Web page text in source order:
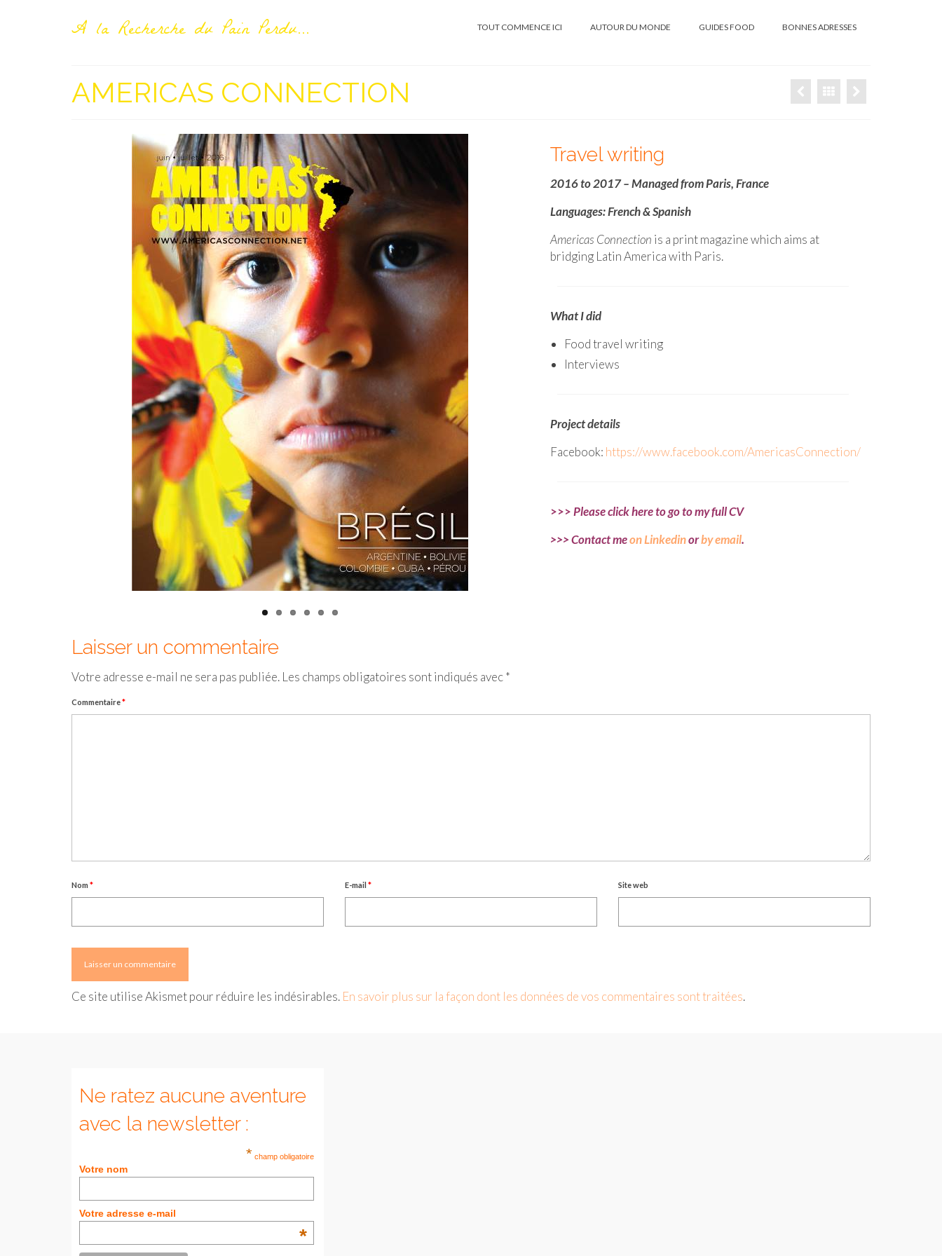
A la Recherche du Pain Perdu... TOUT COMMENCE ICI AUTOUR DU MONDE GUIDES FOOD BONNES ADRESSES
AMERICAS CONNECTION
Travel writing
2016 to 2017 – Managed from Paris, France
Languages: French & Spanish
Americas Connection is a print magazine which aims at
bridging Latin America with Paris.
What I did
Food travel writing
Interviews
Project details
Facebook: https://www.facebook.com/AmericasConnection/
>>>Please click here to go to my full CV
>>> Contact meon Linkedinorby email.
Laisser un commentaire
Votre adresse e-mail ne sera pas publiée. Les champs obligatoires sont indiqués avec*
Commentaire*
Nom * E-mail * Site web
Ce site utilise Akismet pour réduire les indésirables. En savoir plus sur la façon dont les données de vos commentaires sont traitées.
Ne ratez aucune aventure
avec la newsletter :
* champ obligatoire
Votre nom
Votre adresse e-mail
*